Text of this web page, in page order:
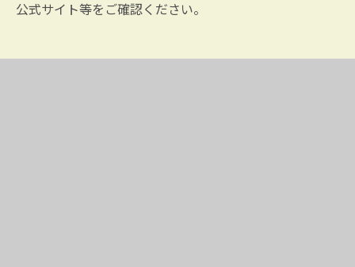
公式サイト等をご確認ください。